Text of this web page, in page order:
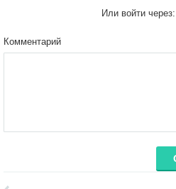
Или войти через:
Комментарий